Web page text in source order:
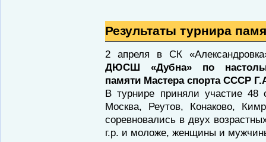
Результаты турнира
2 апреля в СК
ДЮСШ «Дубна» по
памяти Мастера спорта СССР
В турнире приняли участие 48
Москва, Реутов, Конаково,
соревновались в двух
г.р. и моложе, женщины и